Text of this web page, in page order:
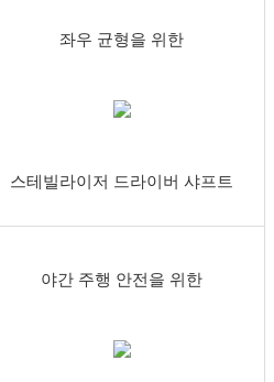
좌우 균형을 위한
스테빌라이저 드라이버 샤프트
야간 주행 안전을 위한